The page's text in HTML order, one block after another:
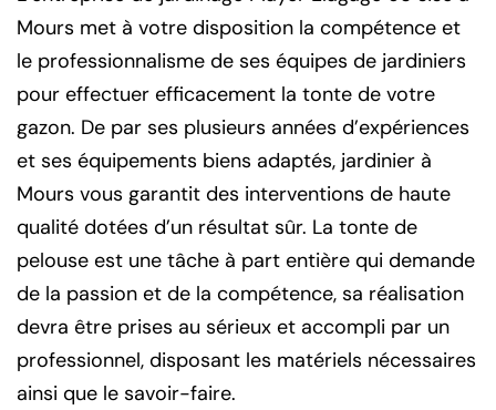
Mours met à votre disposition la compétence et
le professionnalisme de ses équipes de jardiniers
pour effectuer efficacement la tonte de votre
gazon. De par ses plusieurs années d’expériences
et ses équipements biens adaptés, jardinier à
Mours vous garantit des interventions de haute
qualité dotées d’un résultat sûr. La tonte de
pelouse est une tâche à part entière qui demande
de la passion et de la compétence, sa réalisation
devra être prises au sérieux et accompli par un
professionnel, disposant les matériels nécessaires
ainsi que le savoir-faire.